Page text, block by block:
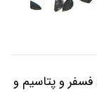
فسفر و پتاسیم و